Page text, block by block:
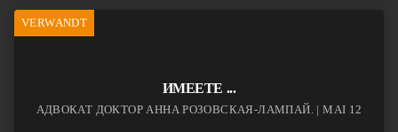
VERWANDT
ИМЕЕТЕ ...
АДВОКАТ ДОКТОР АННА РОЗОВСКАЯ-ЛАМПАЙ. | MAI 12